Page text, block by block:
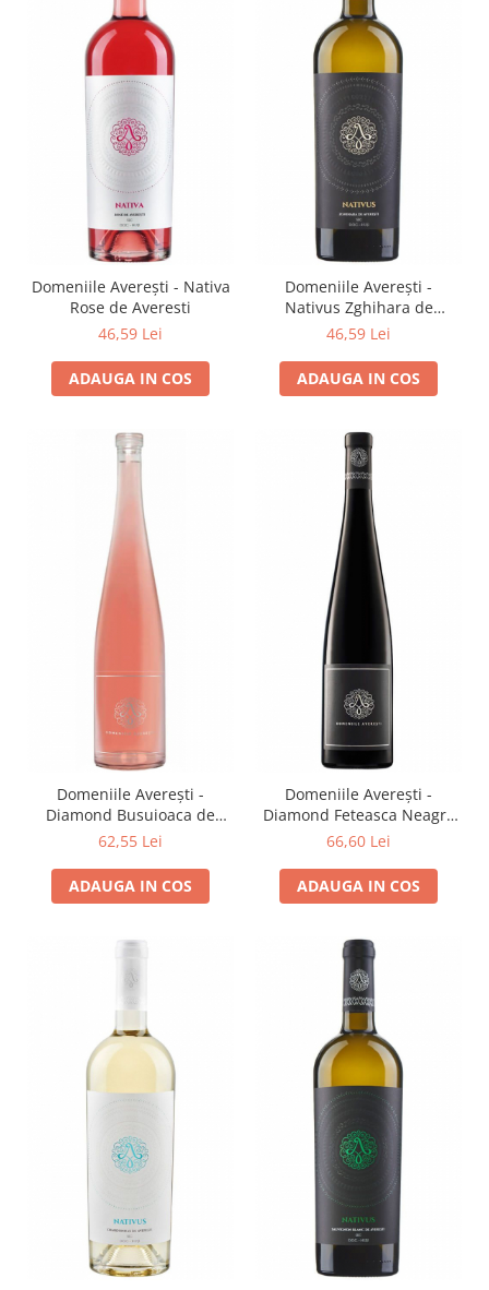
Domeniile Averești - Nativa
Rose de Averesti
46,59 Lei
ADAUGA IN COS
Domeniile Averești -
Nativus Zghihara de
Averesti
46,59 Lei
ADAUGA IN COS
Domeniile Averești -
Diamond Busuioaca de
Averesti
62,55 Lei
ADAUGA IN COS
Domeniile Averești -
Diamond Feteasca Neagra
Barrique
66,60 Lei
ADAUGA IN COS